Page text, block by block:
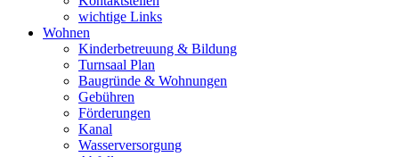
wichtige Links
Wohnen
Kinderbetreuung & Bildung
Turnsaal Plan
Baugründe & Wohnungen
Gebühren
Förderungen
Kanal
Wasserversorgung